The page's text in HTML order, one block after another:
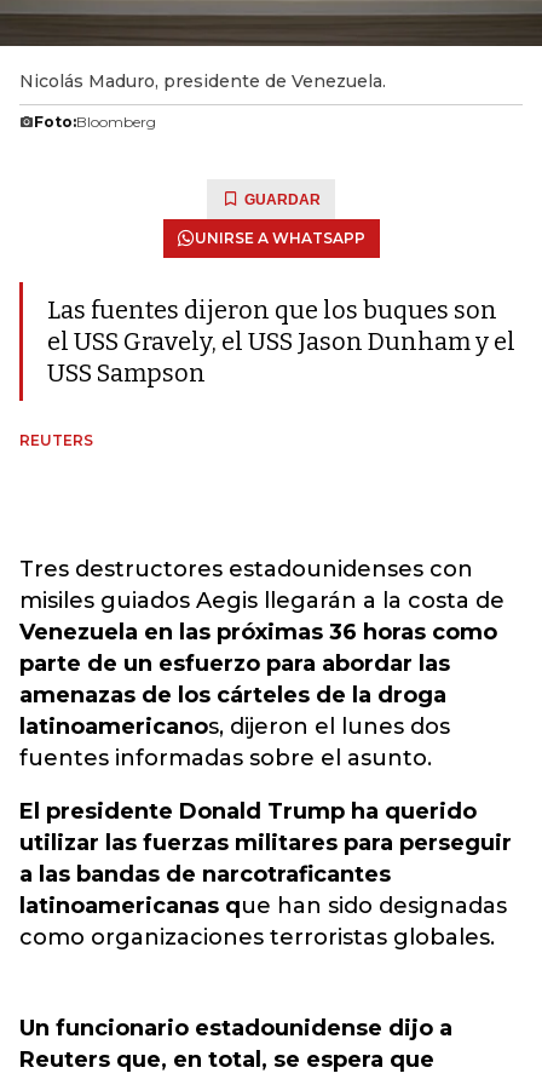
Nicolás Maduro, presidente de Venezuela.
Foto:Bloomberg
GUARDAR
UNIRSE A WHATSAPP
Las fuentes dijeron que los buques son
el USS Gravely, el USS Jason Dunham y el
USS Sampson
REUTERS
Tres destructores estadounidenses con
misiles guiados Aegis llegarán a la costa de
Venezuela en las próximas 36 horas como
parte de un esfuerzo para abordar las
amenazas de los cárteles de la droga
latinoamericanos, dijeron el lunes dos
fuentes informadas sobre el asunto.
El presidente Donald Trump ha querido
utilizar las fuerzas militares para perseguir
a las bandas de narcotraficantes
latinoamericanas que han sido designadas
como organizaciones terroristas globales.
Un funcionario estadounidense dijo a
Reuters que, en total, se espera que